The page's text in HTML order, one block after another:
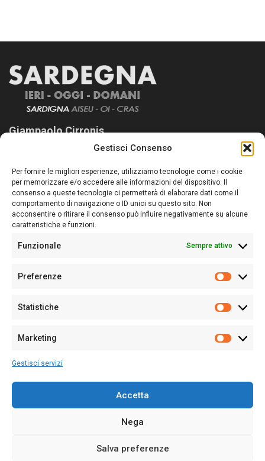
Gestisci Consenso
Per fornire le migliori esperienze, utilizziamo tecnologie come i cookie
per memorizzare e/o accedere alle informazioni del dispositivo. Il
consenso a queste tecnologie ci permetterà di elaborare dati come il
comportamento di navigazione o ID unici su questo sito. Non
acconsentire o ritirare il consenso può influire negativamente su alcune
caratteristiche e funzioni.
Funzionale Sempre attivo
Preferenze
Statistiche
Marketing
Gestisci servizi
Accetta
Nega
Salva preferenze
Giampaolo Cirronis
Sardegna Ieri-Oggi-Domani nasce per informare “liberamente” i
lettori su quanto accade in Sardegna, con un occhio rivolto al
nostro passato e, soprattutto, al nostro futuro
Follow Us
Sede:Via Cristoforo Colombo 09013 Carbonia
Partita IVA02270380922
128/2020 del 10/02/2020
Per la Pubblicità:
Sardegna Ieri-Oggi-Domani- Tutti i diritti sono riservati -